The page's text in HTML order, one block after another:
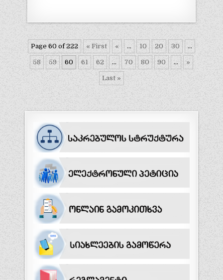
Page 60 of 222 « First « ... 10 20 30 ...
58 59 60 61 62 ... 70 80 90 ... »
Last »